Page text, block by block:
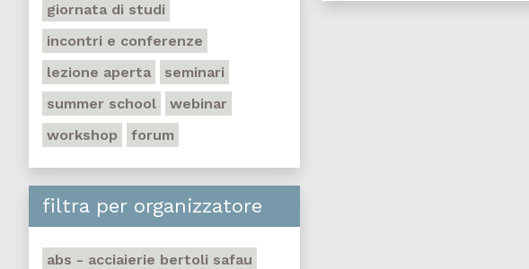
giornata di studi
incontri e conferenze
lezione aperta
seminari
summer school
webinar
workshop
forum
filtra per organizzatore
abs - acciaierie bertoli safau